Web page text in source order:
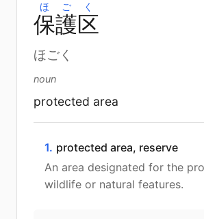
保護区
ほごく
ほごく
noun
protected area
1. protected area, reserve
An area designated for the
wildlife or natural features.